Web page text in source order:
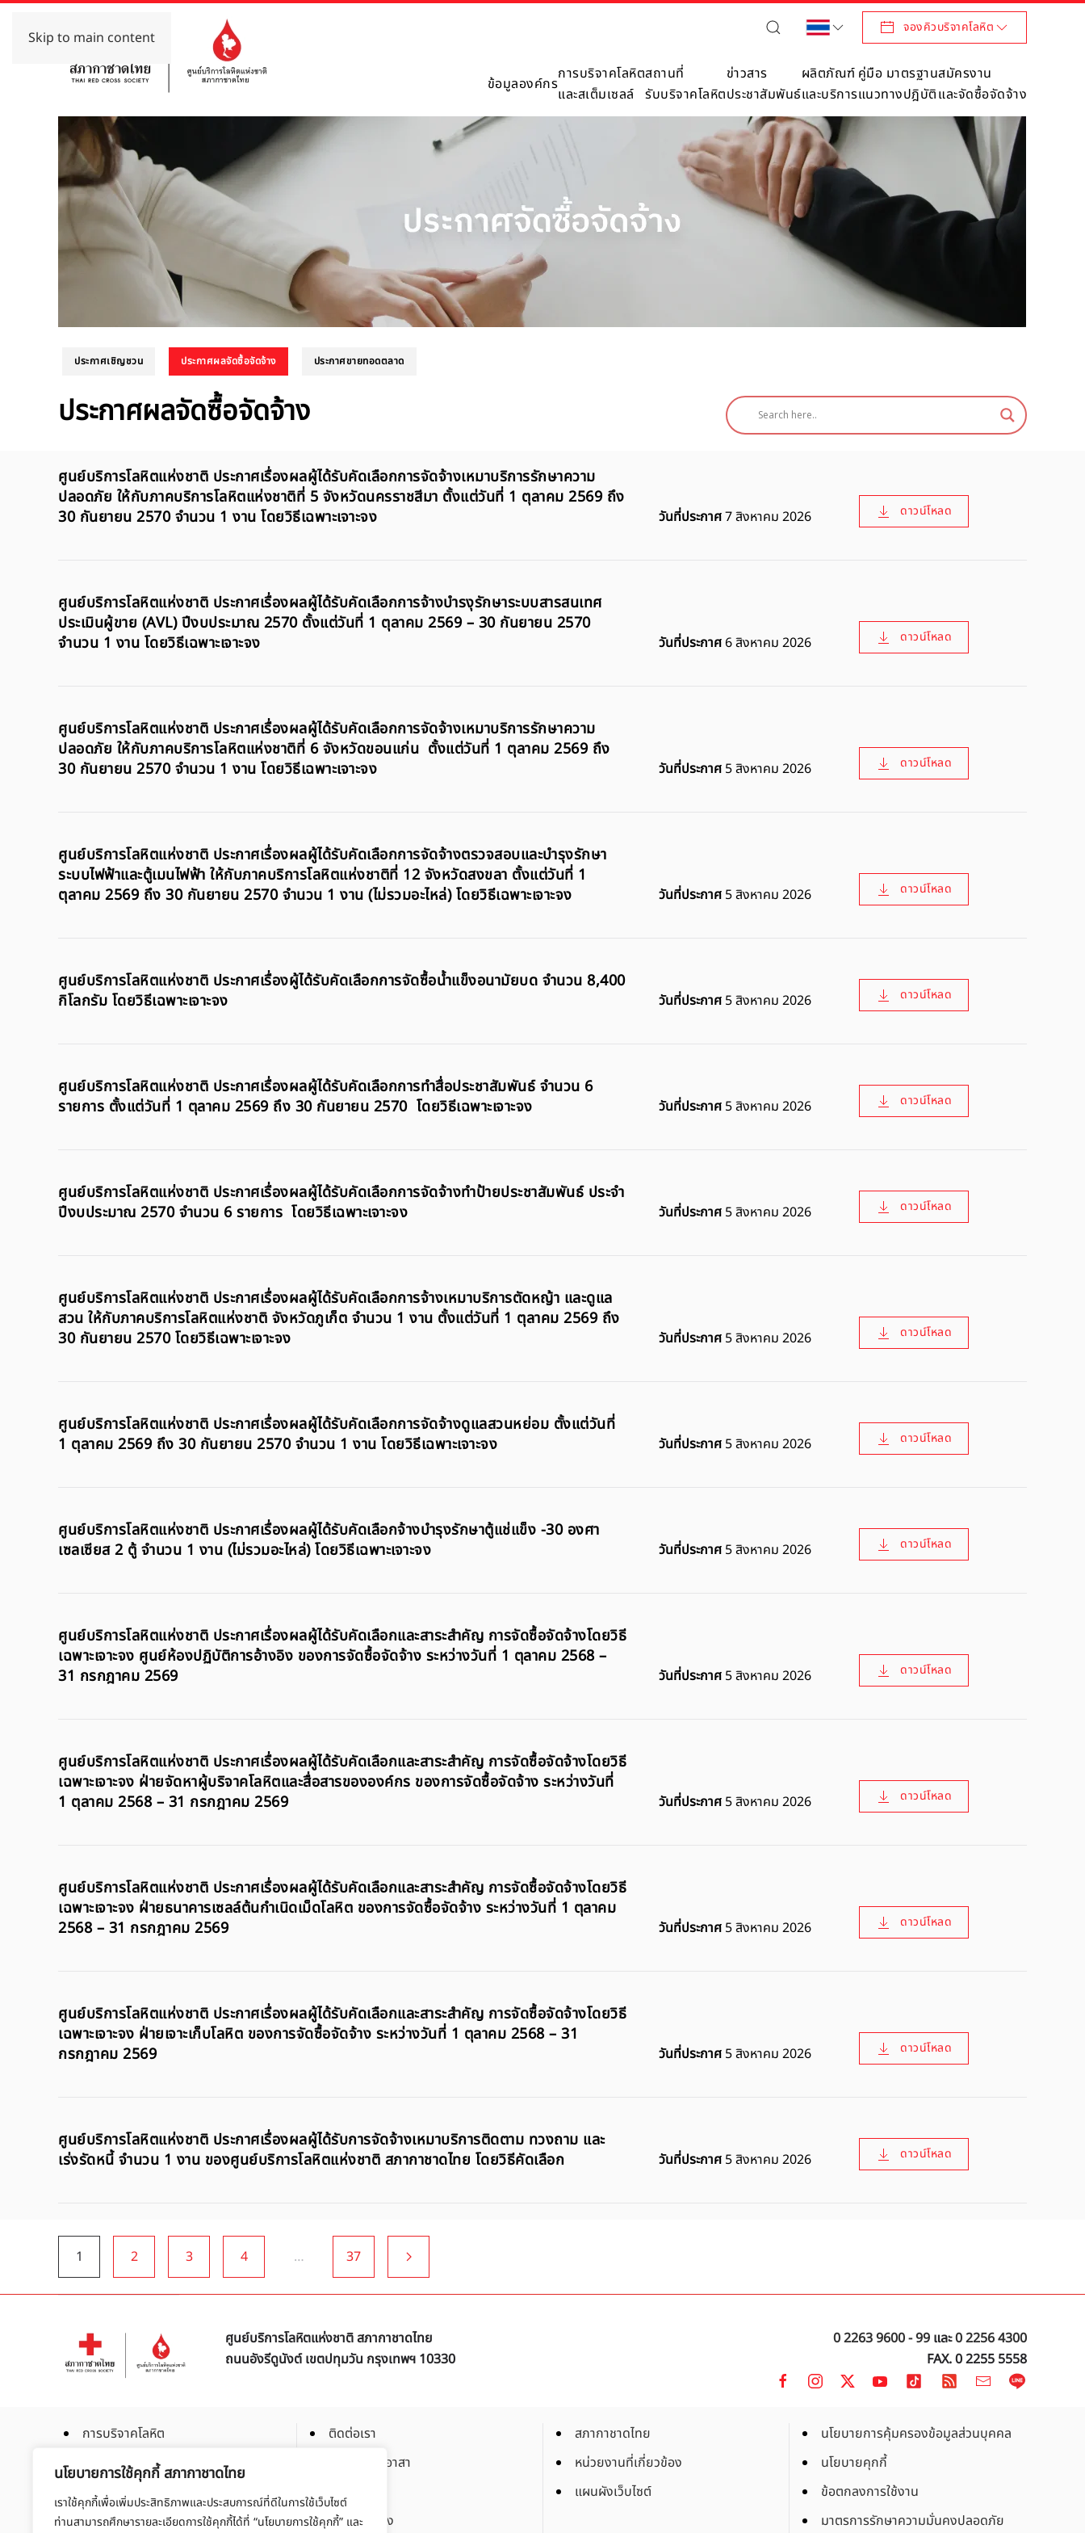
นโยบายการใช้คุกกี้ สภากาชาดไทย
เราใช้คุกกี้เพื่อเพิ่มประสิทธิภาพและประสบการณ์ที่ดีในการใช้เว็บไซต์
ท่านสามารถศึกษารายละเอียดการใช้คุกกี้ได้ที่ “นโยบายการใช้คุกกี้” และ
Skip to main content
จองคิวบริจาคโลหิต
ข้อมูลองค์กร
การบริจาคโลหิต
และสเต็มเซลล์
สถานที่
รับบริจาคโลหิต
ข่าวสาร
ประชาสัมพันธ์
ผลิตภัณฑ์
และบริการ
คู่มือ มาตรฐาน
แนวทางปฎิบัติ
สมัครงาน
และจัดซื้อจัดจ้าง
ประกาศเชิญชวน ประกาศผลจัดซื้อจัดจ้าง ประกาศขายทอดตลาด
ประกาศผลจัดซื้อจัดจ้าง
ศูนย์บริการโลหิตแห่งชาติ ประกาศเรื่องผลผู้ได้รับคัดเลือกการจัดจ้างเหมาบริการรักษาความ
ปลอดภัย ให้กับภาคบริการโลหิตแห่งชาติที่ 5 จังหวัดนครราชสีมา ตั้งแต่วันที่ 1 ตุลาคม 2569 ถึง
30 กันยายน 2570 จำนวน 1 งาน โดยวิธีเฉพาะเจาะจง
วันที่ประกาศ7 สิงหาคม 2026 ดาวน์โหลด
ศูนย์บริการโลหิตแห่งชาติ ประกาศเรื่องผลผู้ได้รับคัดเลือกการจ้างบำรงุรักษาระบบสารสนเทศ
ประเมินผู้ขาย (AVL) ปีงบประมาณ 2570 ตั้งแต่วันที่ 1 ตุลาคม 2569 – 30 กันยายน 2570
จำนวน 1 งาน โดยวิธีเฉพาะเจาะจง
วันที่ประกาศ6 สิงหาคม 2026 ดาวน์โหลด
ศูนย์บริการโลหิตแห่งชาติ ประกาศเรื่องผลผู้ได้รับคัดเลือกการจัดจ้างเหมาบริการรักษาความ
ปลอดภัย ให้กับภาคบริการโลหิตแห่งชาติที่ 6 จังหวัดขอนแก่น ตั้งแต่วันที่ 1 ตุลาคม 2569 ถึง
30 กันยายน 2570 จำนวน 1 งาน โดยวิธีเฉพาะเจาะจง
วันที่ประกาศ 5 สิงหาคม 2026 ดาวน์โหลด
ศูนย์บริการโลหิตแห่งชาติ ประกาศเรื่องผลผู้ได้รับคัดเลือกการจัดจ้างตรวจสอบและบำรุงรักษา
ระบบไฟฟ้าและตู้เมนไฟฟ้า ให้กับภาคบริการโลหิตแห่งชาติที่ 12 จังหวัดสงขลา ตั้งแต่วันที่ 1
ตุลาคม 2569 ถึง 30 กันยายน 2570 จำนวน 1 งาน (ไม่รวมอะไหล่) โดยวิธีเฉพาะเจาะจง
วันที่ประกาศ 5 สิงหาคม 2026 ดาวน์โหลด
ศูนย์บริการโลหิตแห่งชาติ ประกาศเรื่องผู้ได้รับคัดเลือกการจัดซื้อน้ำแข็งอนามัยบด จำนวน 8,400
กิโลกรัม โดยวิธีเฉพาะเจาะจง
วันที่ประกาศ 5 สิงหาคม 2026 ดาวน์โหลด
ศูนย์บริการโลหิตแห่งชาติ ประกาศเรื่องผลผู้ได้รับคัดเลือกการทำสื่อประชาสัมพันธ์ จำนวน 6
รายการ ตั้งแต่วันที่ 1 ตุลาคม 2569 ถึง 30 กันยายน 2570 โดยวิธีเฉพาะเจาะจง
วันที่ประกาศ 5 สิงหาคม 2026 ดาวน์โหลด
ศูนย์บริการโลหิตแห่งชาติ ประกาศเรื่องผลผู้ได้รับคัดเลือกการจัดจ้างทำป้ายประชาสัมพันธ์ ประจำ
ปีงบประมาณ 2570 จำนวน 6 รายการ โดยวิธีเฉพาะเจาะจง
วันที่ประกาศ 5 สิงหาคม 2026 ดาวน์โหลด
ศูนย์บริการโลหิตแห่งชาติ ประกาศเรื่องผลผู้ได้รับคัดเลือกการจ้างเหมาบริการตัดหญ้า และดูแล
สวน ให้กับภาคบริการโลหิตแห่งชาติ จังหวัดภูเก็ต จำนวน 1 งาน ตั้งแต่วันที่ 1 ตุลาคม 2569 ถึง
30 กันยายน 2570 โดยวิธีเฉพาะเจาะจง
วันที่ประกาศ 5 สิงหาคม 2026 ดาวน์โหลด
ศูนย์บริการโลหิตแห่งชาติ ประกาศเรื่องผลผู้ได้รับคัดเลือกการจัดจ้างดูแลสวนหย่อม ตั้งแต่วันที่
1 ตุลาคม 2569 ถึง 30 กันยายน 2570 จำนวน 1 งาน โดยวิธีเฉพาะเจาะจง
วันที่ประกาศ 5 สิงหาคม 2026 ดาวน์โหลด
ศูนย์บริการโลหิตแห่งชาติ ประกาศเรื่องผลผู้ได้รับคัดเลือกจ้างบำรุงรักษาตู้แช่แข็ง -30 องศา
เซลเซียส 2 ตู้ จำนวน 1 งาน (ไม่รวมอะไหล่) โดยวิธีเฉพาะเจาะจง
วันที่ประกาศ 5 สิงหาคม 2026 ดาวน์โหลด
ศูนย์บริการโลหิตแห่งชาติ ประกาศเรื่องผลผู้ได้รับคัดเลือกและสาระสำคัญ การจัดซื้อจัดจ้างโดยวิธี
เฉพาะเจาะจง ศูนย์ห้องปฏิบัติการอ้างอิง ของการจัดซื้อจัดจ้าง ระหว่างวันที่ 1 ตุลาคม 2568 –
31 กรกฎาคม 2569
วันที่ประกาศ 5 สิงหาคม 2026 ดาวน์โหลด
ศูนย์บริการโลหิตแห่งชาติ ประกาศเรื่องผลผู้ได้รับคัดเลือกและสาระสำคัญ การจัดซื้อจัดจ้างโดยวิธี
เฉพาะเจาะจง ฝ่ายจัดหาผู้บริจาคโลหิตและสื่อสารขององค์กร ของการจัดซื้อจัดจ้าง ระหว่างวันที่
1 ตุลาคม 2568 – 31 กรกฎาคม 2569
วันที่ประกาศ 5 สิงหาคม 2026 ดาวน์โหลด
ศูนย์บริการโลหิตแห่งชาติ ประกาศเรื่องผลผู้ได้รับคัดเลือกและสาระสำคัญ การจัดซื้อจัดจ้างโดยวิธี
เฉพาะเจาะจง ฝ่ายธนาคารเซลล์ต้นกำเนิดเม็ดโลหิต ของการจัดซื้อจัดจ้าง ระหว่างวันที่ 1 ตุลาคม
2568 – 31 กรกฎาคม 2569
วันที่ประกาศ 5 สิงหาคม 2026 ดาวน์โหลด
ศูนย์บริการโลหิตแห่งชาติ ประกาศเรื่องผลผู้ได้รับคัดเลือกและสาระสำคัญ การจัดซื้อจัดจ้างโดยวิธี
เฉพาะเจาะจง ฝ่ายเจาะเก็บโลหิต ของการจัดซื้อจัดจ้าง ระหว่างวันที่ 1 ตุลาคม 2568 – 31
กรกฎาคม 2569
วันที่ประกาศ 5 สิงหาคม 2026 ดาวน์โหลด
ศูนย์บริการโลหิตแห่งชาติ ประกาศเรื่องผลผู้ได้รับการจัดจ้างเหมาบริการติดตาม ทวงถาม และ
เร่งรัดหนี้ จำนวน 1 งาน ของศูนย์บริการโลหิตแห่งชาติ สภากาชาดไทย โดยวิธีคัดเลือก
วันที่ประกาศ 5 สิงหาคม 2026 ดาวน์โหลด
1 2 3 4 … 37
ศูนย์บริการโลหิตแห่งชาติ สภากาชาดไทย
ถนนอังรีดูนังต์ เขตปทุมวัน กรุงเทพฯ 10330
0 2263 9600 - 99 และ0 2256 4300
FAX. 0 2255 5558
การบริจาคโลหิต
การบริจาคโลหิตเฉพาะส่วน
การบริจาคสเต็มเซลล์
ติดต่อเรา
ร่วมเป็นจิตอาสา
สมัครงาน
จัดซื้อจัดจ้าง
สภากาชาดไทย
หน่วยงานที่เกี่ยวข้อง
แผนผังเว็บไซต์
นโยบายการคุ้มครองข้อมูลส่วนบุคคล
นโยบายคุกกี้
ข้อตกลงการใช้งาน
มาตรการรักษาความมั่นคงปลอดภัย